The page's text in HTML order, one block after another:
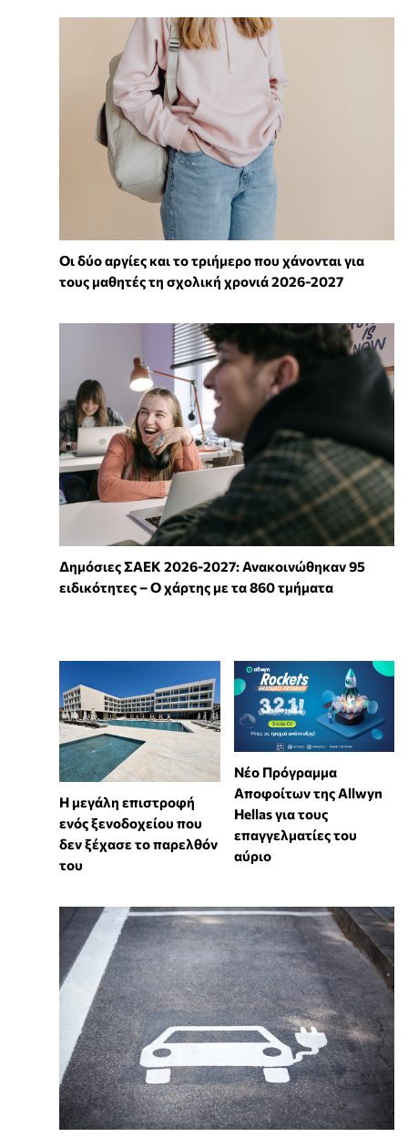
Οι δύο αργίες και το τριήμερο που χάνονται για
τους μαθητές τη σχολική χρονιά 2026-2027
Δημόσιες ΣΑΕΚ 2026-2027: Ανακοινώθηκαν 95
ειδικότητες – Ο χάρτης με τα 860 τμήματα
Η μεγάλη επιστροφή
ενός ξενοδοχείου που
δεν ξέχασε το παρελθόν
του
Νέο Πρόγραμμα
Αποφοίτων της Allwyn
Hellas για τους
επαγγελματίες του
αύριο